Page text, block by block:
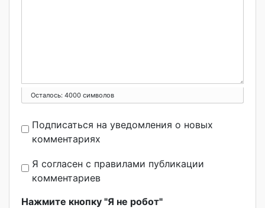
Осталось: 4000 символов
Подписаться на уведомления о новых
комментариях
Я согласен с правилами публикации
комментариев
Нажмите кнопку "Я не робот"